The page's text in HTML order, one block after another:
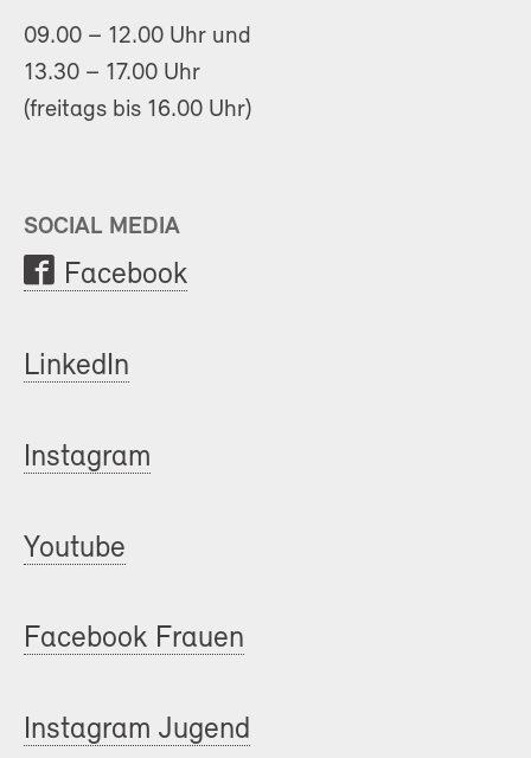
09.00 – 12.00 Uhr und
13.30 – 17.00 Uhr
(freitags bis 16.00 Uhr)
SOCIAL MEDIA
Facebook
LinkedIn
Instagram
Youtube
Facebook Frauen
Instagram Jugend